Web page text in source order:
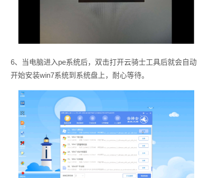
6、当电脑进入pe系统后，双击打开云骑士工具后就会自动
开始安装win7系统到系统盘上，耐心等待。